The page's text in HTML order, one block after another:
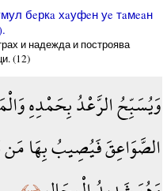
бeркa хaуфeн уe тaмeaн
и надежда и построява
(12)
وَيُسَبِّحُ الرَّعْدُ بِحَمْدِهِ
الصَّوَاعِقَ فَيُصِيبُ بِهَا مَن